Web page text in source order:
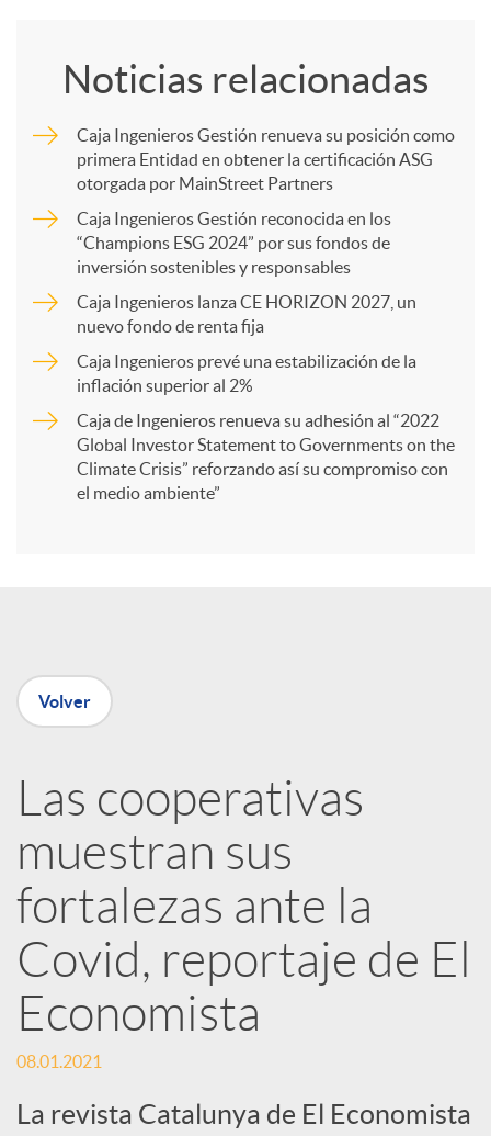
m
r
n
R
e
d
e
s
S
Noticias relacionadas
Caja Ingenieros Gestión renueva su posición como
primera Entidad en obtener la certificación ASG
otorgada por MainStreet Partners
Caja Ingenieros Gestión reconocida en los
“Champions ESG 2024” por sus fondos de
inversión sostenibles y responsables
Caja Ingenieros lanza CE HORIZON 2027, un
nuevo fondo de renta fija
Caja Ingenieros prevé una estabilización de la
inflación superior al 2%
Caja de Ingenieros renueva su adhesión al “2022
Global Investor Statement to Governments on the
Climate Crisis” reforzando así su compromiso con
el medio ambiente”
Volver
Las cooperativas
muestran sus
fortalezas ante la
Covid, reportaje de El
Economista
08.01.2021
La revista Catalunya de El Economista